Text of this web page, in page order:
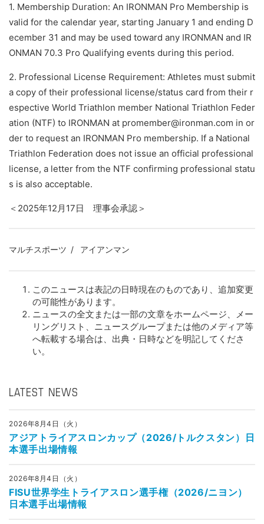
1. Membership Duration: An IRONMAN Pro Membership is
valid for the calendar year, starting January 1 and ending D
ecember 31 and may be used toward any IRONMAN and IR
ONMAN 70.3 Pro Qualifying events during this period.
2. Professional License Requirement: Athletes must submit
a copy of their professional license/status card from their r
espective World Triathlon member National Triathlon Feder
ation (NTF) to IRONMAN at promember@ironman.com in or
der to request an IRONMAN Pro membership. If a National
Triathlon Federation does not issue an official professional
license, a letter from the NTF confirming professional statu
s is also acceptable.
＜2025年12月17日 理事会承認＞
マルチスポーツ アイアンマン
このニュースは表記の日時現在のものであり、追加変更
の可能性があります。
ニュースの全文または一部の文章をホームページ、メー
リングリスト、ニュースグループまたは他のメディア等
へ転載する場合は、出典・日時などを明記してくださ
い。
LATEST NEWS
2026年8月4日（火）
アジアトライアスロンカップ（2026/トルクスタン）日
本選手出場情報
2026年8月4日（火）
FISU世界学生トライアスロン選手権（2026/ニヨン）
日本選手出場情報